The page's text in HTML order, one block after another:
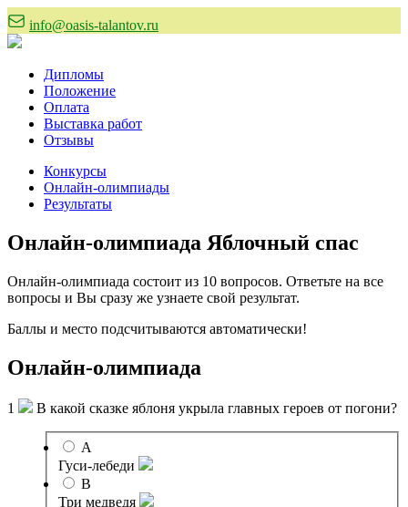
info@oasis-talantov.ru
Дипломы
Положение
Оплата
Выставка работ
Отзывы
Конкурсы
Онлайн-олимпиады
Результаты
Онлайн-олимпиада Яблочный спас
Онлайн-олимпиада состоит из 10 вопросов. Ответьте на все
вопросы и Вы сразу же узнаете свой результат.
Баллы и место подсчитываются автоматически!
Онлайн-олимпиада
1 В какой сказке яблоня укрыла главных героев от погони?
A
Гуси-лебеди
B
Три медведя